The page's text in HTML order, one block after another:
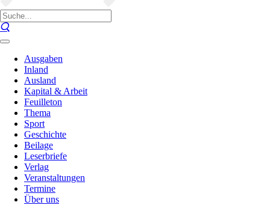
Ausgaben
Inland
Ausland
Kapital & Arbeit
Feuilleton
Thema
Sport
Geschichte
Beilage
Leserbriefe
Verlag
Veranstaltungen
Termine
Über uns